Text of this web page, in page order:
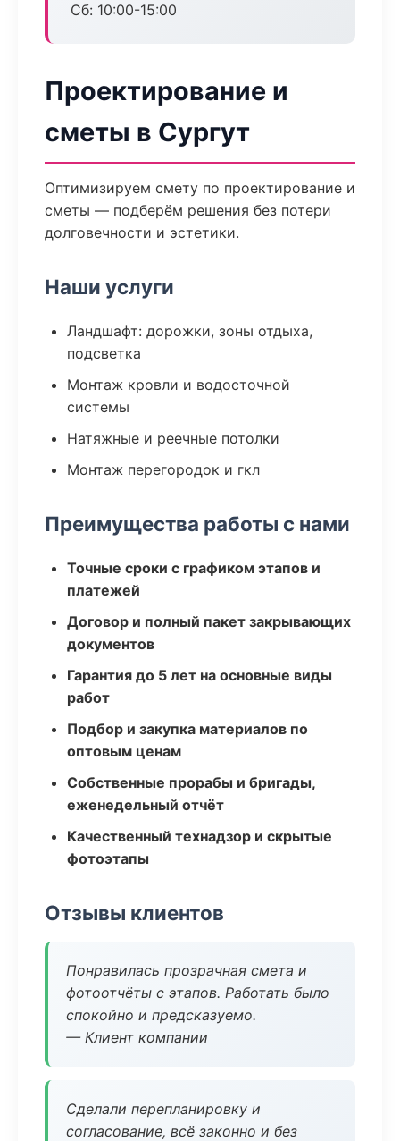
Сб: 10:00-15:00
Проектирование и
сметы в Сургут
Оптимизируем смету по проектирование и
сметы — подберём решения без потери
долговечности и эстетики.
Наши услуги
Ландшафт: дорожки, зоны отдыха,
подсветка
Монтаж кровли и водосточной
системы
Натяжные и реечные потолки
Монтаж перегородок и гкл
Преимущества работы с нами
Точные сроки с графиком этапов и
платежей
Договор и полный пакет закрывающих
документов
Гарантия до 5 лет на основные виды
работ
Подбор и закупка материалов по
оптовым ценам
Собственные прорабы и бригады,
еженедельный отчёт
Качественный технадзор и скрытые
фотоэтапы
Отзывы клиентов
Понравилась прозрачная смета и
фотоотчёты с этапов. Работать было
спокойно и предсказуемо.
— Клиент компании
Сделали перепланировку и
согласование, всё законно и без